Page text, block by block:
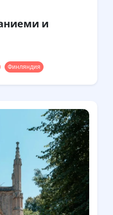
и
Финляндия